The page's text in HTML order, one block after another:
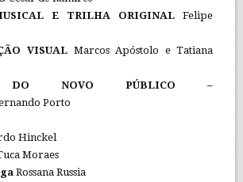
E TRILHA ORIGINALFelipe
VISUAL Marcos Apóstolo e Tatiana
DO NOVO PÚBLICO –
Porto
Hinckel
Moraes
Rossana Russia